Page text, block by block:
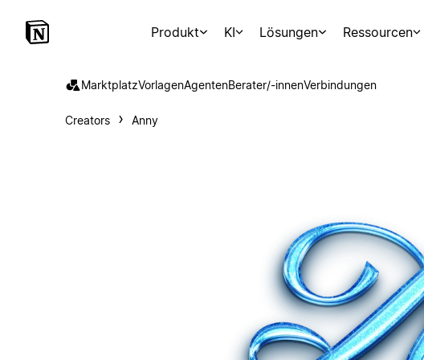
Produkt KI Lösungen Ressourcen
MarktplatzVorlagenAgentenBerater/-innenVerbindungen
Creators Anny